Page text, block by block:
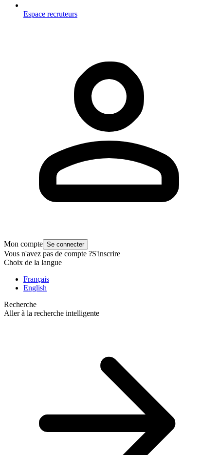
Espace recruteurs
Mon compte Se connecter
Vous n'avez pas de compte ?S'inscrire
Choix de la langue
Français
English
Recherche
Aller à la recherche intelligente